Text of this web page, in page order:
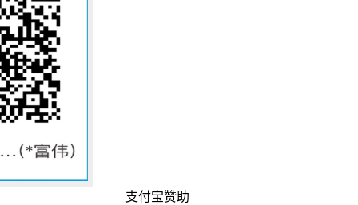
支付宝赞助